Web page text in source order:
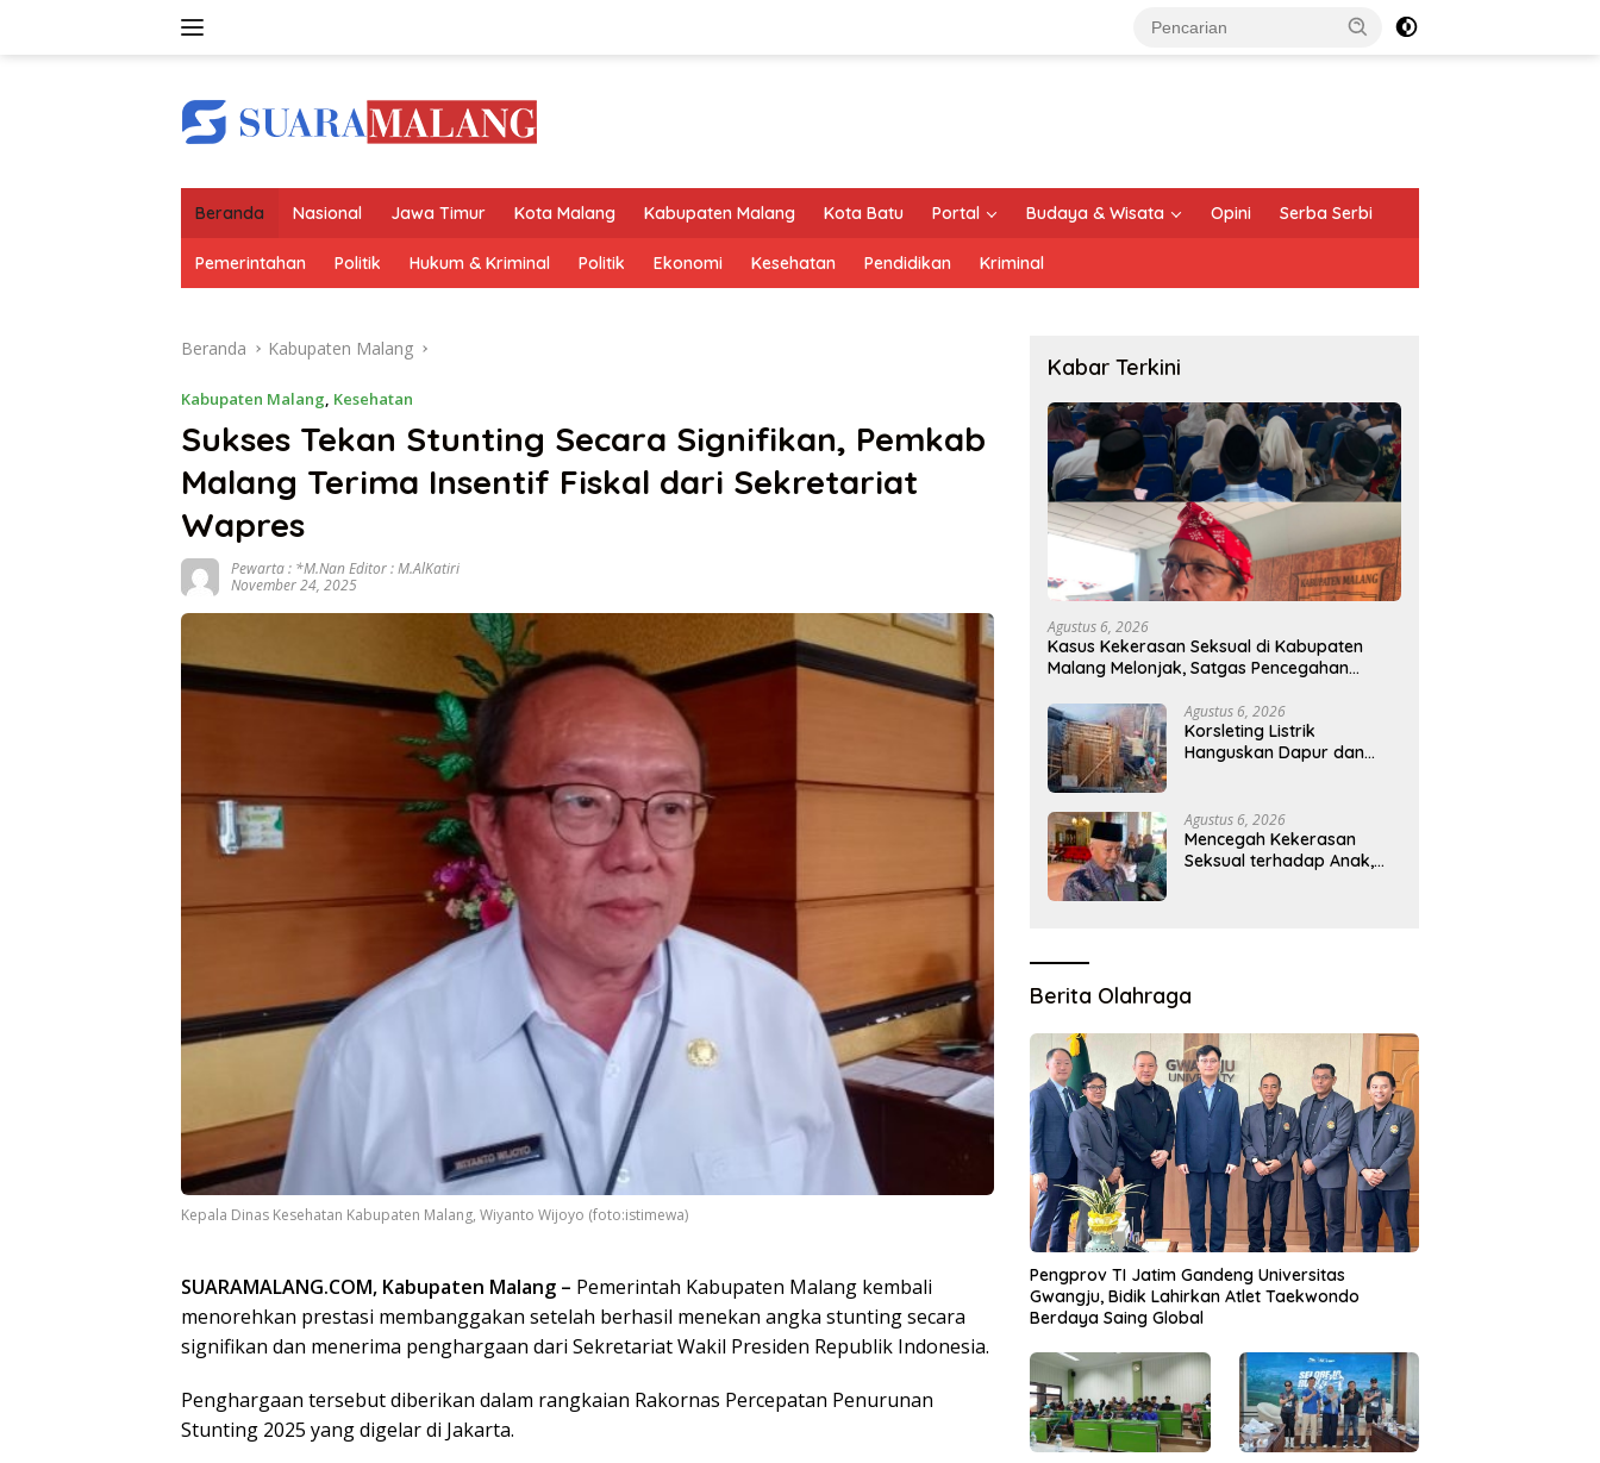
Beranda Nasional Jawa Timur Kota Malang Kabupaten Malang Kota Batu Portal Budaya & Wisata Opini Serba Serbi
Pemerintahan Politik Hukum & Kriminal Politik Ekonomi Kesehatan Pendidikan Kriminal
Beranda Kabupaten Malang
Kabupaten Malang, Kesehatan
Sukses Tekan Stunting Secara Signifikan, Pemkab
Malang Terima Insentif Fiskal dari Sekretariat
Wapres
Pewarta : *M.Nan Editor : M.AlKatiri
November 24, 2025
Kepala Dinas Kesehatan Kabupaten Malang, Wiyanto Wijoyo (foto:istimewa)
SUARAMALANG.COM, Kabupaten Malang – Pemerintah Kabupaten Malang kembali
menorehkan prestasi membanggakan setelah berhasil menekan angka stunting secara
signifikan dan menerima penghargaan dari Sekretariat Wakil Presiden Republik Indonesia.
Penghargaan tersebut diberikan dalam rangkaian Rakornas Percepatan Penurunan
Stunting 2025 yang digelar di Jakarta.
Kabar Terkini
Agustus 6, 2026
Kasus Kekerasan Seksual di Kabupaten
Malang Melonjak, Satgas Pencegahan
Agustus 6, 2026
Korsleting Listrik
Hanguskan Dapur dan
Agustus 6, 2026
Mencegah Kekerasan
Seksual terhadap Anak,
Berita Olahraga
Pengprov TI Jatim Gandeng Universitas
Gwangju, Bidik Lahirkan Atlet Taekwondo
Berdaya Saing Global